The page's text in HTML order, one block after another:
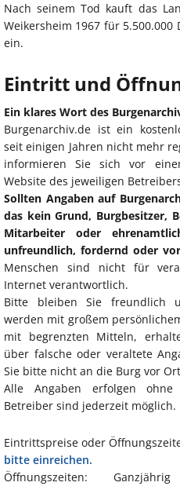
Nach seinem Tod kauft das
Weikersheim 1967 für
ein.
Eintritt und
Ein klares Wort des
Burgenarchiv.de ist ein
seit einigen Jahren nicht mehr
informieren Sie sich vor
Website des jeweiligen
Sollten Angaben auf
das kein Grund, Burgbesitzer,
Mitarbeiter oder
unfreundlich, fordernd oder
Menschen sind nicht für
Internet verantwortlich.
Bitte bleiben Sie freundlich
werden mit großem
mit begrenzten Mitteln,
über falsche oder veraltete
Sie bitte nicht an die Burg vor
Alle Angaben erfolgen ohne
Betreiber sind jederzeit möglich.
Eintrittspreise oder
bitte einreichen.
Öffnungszeiten:
Ganzjährig